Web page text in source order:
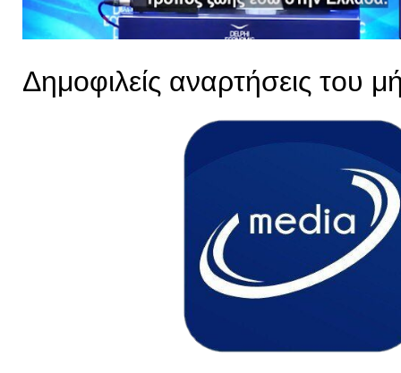
Δημοφιλείς αναρτήσεις του